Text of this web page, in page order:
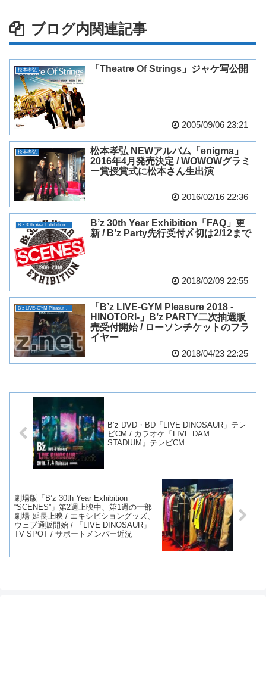
ブログ内関連記事
松本孝弘 「Theatre Of Strings」ジャケ写公開
2005/09/06 23:21
松本孝弘
松本孝弘 NEWアルバム「enigma」
2016年4月発売決定 / WOWOWグラミ
ー賞授賞式に松本さん生出演
2016/02/16 22:36
B’z 30th Year Exhibition「FAQ」更
新 / B’z Party先行受付〆切は2/12まで
2018/02/09 22:55
B'z LIVE-GYM Pleasure 2018 -HINOTORI-
「B’z LIVE-GYM Pleasure 2018 -
HINOTORI-」B’z PARTY二次抽選販
売受付開始 / ローソンチケットのフラ
イヤー
2018/04/23 22:25
B’z DVD・BD「LIVE DINOSAUR」テレ
ビCM / カラオケ「LIVE DAM
STADIUM」テレビCM
劇場版「B’z 30th Year Exhibition
“SCENES”」第2週上映中、第1週の一部
劇場 延長上映 / エキシビショングッズ、
ウェブ通販開始 / 「LIVE DINOSAUR」
TV SPOT / サポートメンバー近況